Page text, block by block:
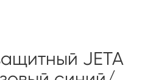
JETA